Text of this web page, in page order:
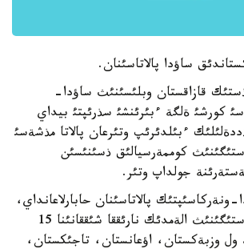
ساؤدا پالاتاسئنان.
قازاقستان وبلئسئنئث ساؤدا-
كورشئ ةلگة ءبئرئنشئ سذرئپتئ بيداي
ءبئلدئرئپ وتئرعان پالاتا مذشةسئ
كوممةرسيالئق ذسئنئسئن
جولداپ وتئر.
پالاتاسئنان حابارلاعانداي،
«قاينات» سةرئكتةستئگئنئث الةمدئك نارئققا شئققانئنا 15
وزبةكستان، اؤعانستان، تاجئكستان،